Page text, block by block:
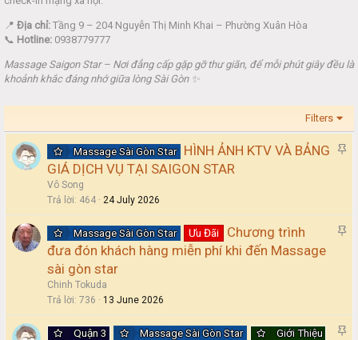
📍 Địa chỉ: Tầng 9 – 204 Nguyễn Thị Minh Khai – Phường Xuân Hòa
📞 Hotline: 0938779777
Massage Saigon Star – Nơi đẳng cấp gặp gỡ thư giãn, để mỗi phút giây đều là
khoảnh khắc đáng nhớ giữa lòng Sài Gòn ✨
Filters
S
k
y
Massage Sài Gòn Star HÌNH ẢNH KTV VÀ BẢNG
GIÁ DỊCH VỤ TẠI SAIGON STAR
Vô Song
Trả lời 464 24 July 2026
S
y
Massage Sài Gòn Star Ưu Đãi
Chương trình
đưa đón khách hàng miễn phí khi đến Massage
sài gòn star
Chinh Tokuda
Trả lời 736 13 June 2026
S
Quận 3 Massage Sài Gòn Star Giới Thiệu